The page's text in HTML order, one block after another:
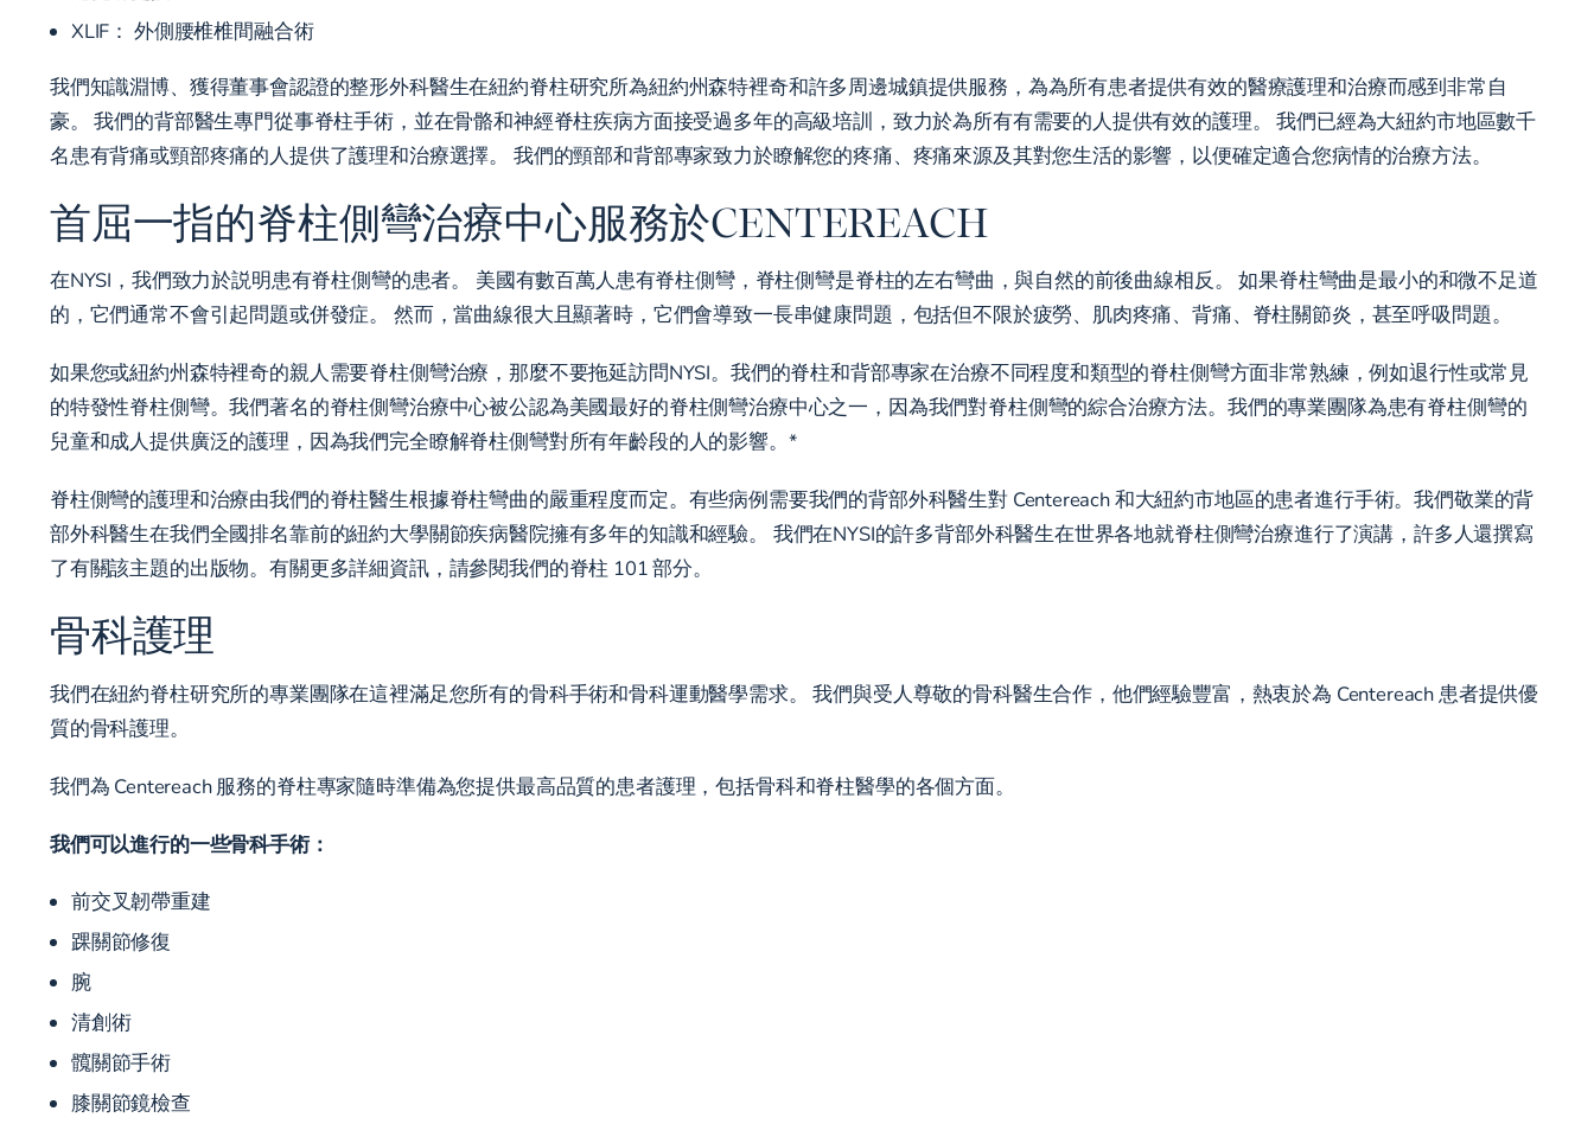
XLIF： 外側腰椎椎間融合術
我們知識淵博、獲得董事會認證的整形外科醫生在紐約脊柱研究所為紐約州森特裡奇和許多周邊城鎮提供服務，為為所有患者提供有效的醫療護理和治療而感到非常自
豪。 我們的背部醫生專門從事脊柱手術，並在骨骼和神經脊柱疾病方面接受過多年的高級培訓，致力於為所有有需要的人提供有效的護理。 我們已經為大紐約市地區數千
名患有背痛或頸部疼痛的人提供了護理和治療選擇。 我們的頸部和背部專家致力於瞭解您的疼痛、疼痛來源及其對您生活的影響，以便確定適合您病情的治療方法。
首屈一指的脊柱側彎治療中心服務於CENTEREACH
在NYSI，我們致力於説明患有脊柱側彎的患者。 美國有數百萬人患有脊柱側彎，脊柱側彎是脊柱的左右彎曲，與自然的前後曲線相反。 如果脊柱彎曲是最小的和微不足道
的，它們通常不會引起問題或併發症。 然而，當曲線很大且顯著時，它們會導致一長串健康問題，包括但不限於疲勞、肌肉疼痛、背痛、脊柱關節炎，甚至呼吸問題。
如果您或紐約州森特裡奇的親人需要脊柱側彎治療，那麼不要拖延訪問NYSI。我們的脊柱和背部專家在治療不同程度和類型的脊柱側彎方面非常熟練，例如退行性或常見
的特發性脊柱側彎。我們著名的脊柱側彎治療中心被公認為美國最好的脊柱側彎治療中心之一，因為我們對脊柱側彎的綜合治療方法。我們的專業團隊為患有脊柱側彎的
兒童和成人提供廣泛的護理，因為我們完全瞭解脊柱側彎對所有年齡段的人的影響。*
脊柱側彎的護理和治療由我們的脊柱醫生根據脊柱彎曲的嚴重程度而定。有些病例需要我們的背部外科醫生對 Centereach 和大紐約市地區的患者進行手術。我們敬業的背
部外科醫生在我們全國排名靠前的紐約大學關節疾病醫院擁有多年的知識和經驗。 我們在NYSI的許多背部外科醫生在世界各地就脊柱側彎治療進行了演講，許多人還撰寫
了有關該主題的出版物。有關更多詳細資訊，請參閱我們的脊柱 101 部分。
骨科護理
我們在紐約脊柱研究所的專業團隊在這裡滿足您所有的骨科手術和骨科運動醫學需求。 我們與受人尊敬的骨科醫生合作，他們經驗豐富，熱衷於為 Centereach 患者提供優
質的骨科護理。
我們為 Centereach 服務的脊柱專家隨時準備為您提供最高品質的患者護理，包括骨科和脊柱醫學的各個方面。
我們可以進行的一些骨科手術：
前交叉韌帶重建
踝關節修復
腕
清創術
髖關節手術
膝關節鏡檢查